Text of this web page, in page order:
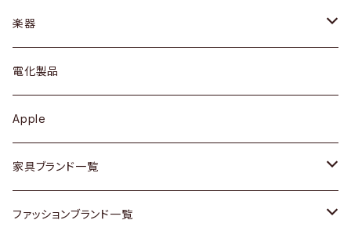
シェルフ
キュリオケース / 飾り棚
カップボード / 食器棚
チェスト
その他家具
トップス
ワンピース
ボトムス
靴
スカーフ
カトラリー
ケトル / ティーポット
鍋 / フライパン
Vintage / ヴィンテージ
銀製品
dahon
楽器
ギター
ベース
その他楽器
電化製品
Apple
家具ブランド一覧
ACME Furniture / アクメ ファニチャー
ファッションブランド一覧